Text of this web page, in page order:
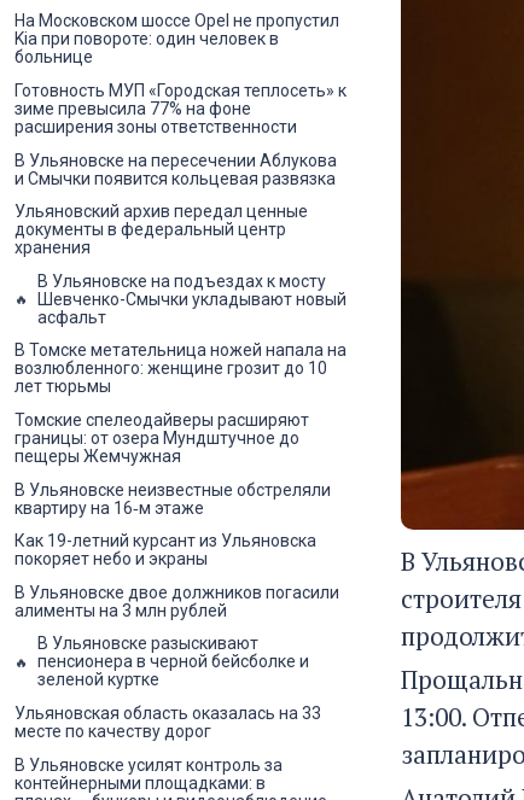
В
13:00.
На Московском шоссе Opel не пропустил
Kia при повороте: один человек в
больнице
Готовность МУП «Городская теплосеть» к
зиме превысила 77% на фоне
расширения зоны ответственности
В Ульяновске на пересечении Аблукова
и Смычки появится кольцевая развязка
Ульяновский архив передал ценные
документы в федеральный центр
хранения
В Ульяновске на подъездах к мосту
Шевченко-Смычки укладывают новый
асфальт
В Томске метательница ножей напала на
возлюбленного: женщине грозит до 10
лет тюрьмы
Томские спелеодайверы расширяют
границы: от озера Мундштучное до
пещеры Жемчужная
В Ульяновске неизвестные обстреляли
квартиру на 16‑м этаже
Как 19-летний курсант из Ульяновска
покоряет небо и экраны
В Ульяновске двое должников погасили
алименты на 3 млн рублей
В Ульяновске разыскивают
пенсионера в черной бейсболке и
зеленой куртке
Ульяновская область оказалась на 33
месте по качеству дорог
В Ульяновске усилят контроль за
контейнерными площадками: в